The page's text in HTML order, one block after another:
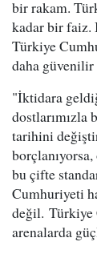
bir rakam.
kadar bir faiz.
Türkiye
daha
"İktidara
tarihini
bu çifte
Cumhuriyeti
değil. Türkiye
arenalarda